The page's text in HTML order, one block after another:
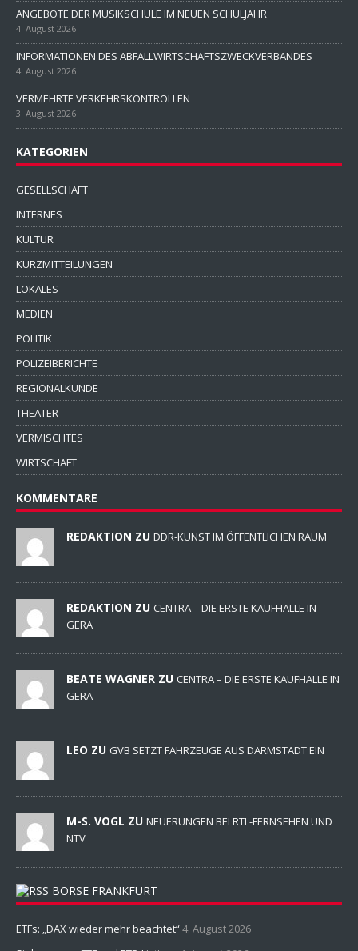
ANGEBOTE DER MUSIKSCHULE IM NEUEN SCHULJAHR
4. August 2026
INFORMATIONEN DES ABFALLWIRTSCHAFTSZWECKVERBANDES
4. August 2026
VERMEHRTE VERKEHRSKONTROLLEN
3. August 2026
KATEGORIEN
GESELLSCHAFT
INTERNES
KULTUR
KURZMITTEILUNGEN
LOKALES
MEDIEN
POLITIK
POLIZEIBERICHTE
REGIONALKUNDE
THEATER
VERMISCHTES
WIRTSCHAFT
KOMMENTARE
REDAKTION ZU DDR-KUNST IM ÖFFENTLICHEN RAUM
REDAKTION ZU CENTRA – DIE ERSTE KAUFHALLE IN
GERA
BEATE WAGNER ZU CENTRA – DIE ERSTE KAUFHALLE IN
GERA
LEO ZU GVB SETZT FAHRZEUGE AUS DARMSTADT EIN
M-S. VOGL ZU NEUERUNGEN BEI RTL-FERNSEHEN UND
NTV
BÖRSE FRANKFURT
ETFs: „DAX wieder mehr beachtet“4. August 2026